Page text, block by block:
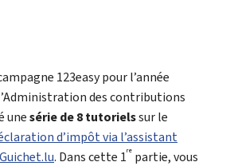
123easypour l’année
des contributions
unesérie de 8 tutorielssur le
d’impôt via l’assistant
Guichet.lu. Dans cette 1re partie, vous